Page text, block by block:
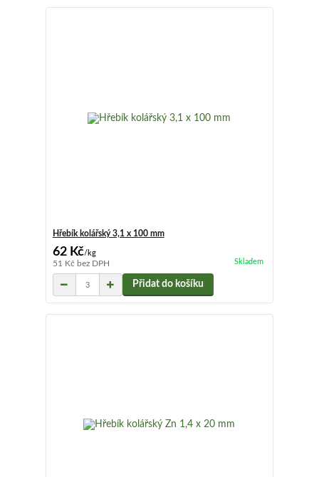
Hřebík kolářský 3,1 x 100 mm
62 Kč/kg
51 Kč bez DPH Skladem
Přidat do košíku